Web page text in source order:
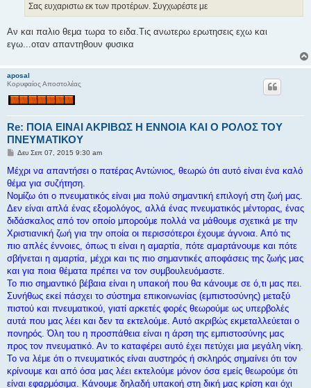
Σας ευχαριστω εκ των προτέρων. Συγχωρέστε με
Αν και παλιο θεμα τωρα το ειδα.Τις ανωτερω ερωτησεις εχω και
εγω...οταν απαντηθουν φυσικα
aposal
Κορυφαίος Αποστολέας
Re: ΠΟΙΑ ΕΙΝΑΙ ΑΚΡΙΒΩΣ Η ΕΝΝΟΙΑ ΚΑΙ Ο ΡΟΛΟΣ ΤΟΥ
ΠΝΕΥΜΑΤΙΚΟΥ
Δ
μ
ο
σ
ί
υ
σ
Δευ Σεπ 07, 2015 9:30 am
Μέχρι να απαντήσει ο πατέρας Αντώνιος, θεωρώ ότι αυτό είναι ένα καλό
θέμα για συζήτηση.
Νομίζω ότι ο πνευματικός είναι μια πολύ σημαντική επιλογή στη ζωή μας.
Δεν είναι απλά ένας εξομολόγος, αλλά ένας πνευματικός μέντορας, ένας
διδάσκαλος από τον οποίο μπορούμε πολλά να μάθουμε σχετικά με την
Χριστιανική ζωή για την οποία οι περισσότεροι έχουμε άγνοια. Από τις
πιο απλές έννοιες, όπως τι είναι η αμαρτία, πότε αμαρτάνουμε και πότε
σβήνεται η αμαρτία, μέχρι και τις πιο σημαντικές αποφάσεις της ζωής μας
και για ποια θέματα πρέπει να τον συμβουλευόμαστε.
Το πιο σημαντικό βέβαια είναι η υπακοή που θα κάνουμε σε ό,τι μας πει.
Συνήθως εκεί πάσχει το σύστημα επικοινωνίας (εμπιστοσύνης) μεταξύ
πιστού και πνευματικού, γιατί αρκετές φορές θεωρούμε ως υπερβολές
αυτά που μας λέει και δεν τα εκτελούμε. Αυτό ακριβώς εκμεταλλεύεται ο
πονηρός. Όλη του η προσπάθεια είναι η άρση της εμπιστοσύνης μας
προς τον πνευματικό. Αν το καταφέρει αυτό έχει πετύχει μια μεγάλη νίκη.
Το να λέμε ότι ο πνευματικός είναι αυστηρός ή σκληρός σημαίνει ότι τον
κρίνουμε και από όσα μας λέει εκτελούμε μόνον όσα εμείς θεωρούμε ότι
είναι εφαρμόσιμα. Κάνουμε δηλαδή υπακοή στη δική μας κρίση και όχι